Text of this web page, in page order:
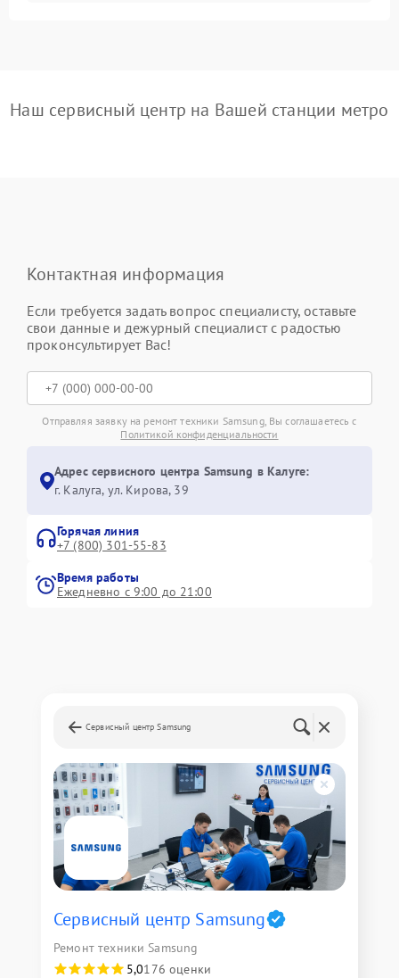
Наш сервисный центр на Вашей станции метро
Контактная информация
Если требуется задать вопрос специалисту, оставьте
свои данные и дежурный специалист с радостью
проконсультирует Вас!
Отправляя заявку на ремонт техники Samsung, Вы соглашаетесь с
Политикой конфиденциальности
Адрес сервисного центра Samsung в Калуге:
г. Калуга, ул. Кирова, 39
Горячая линия
+7 (800) 301-55-83
Время работы
Ежедневно с 9:00 до 21:00
Сервисный центр Samsung
Сервисный центр Samsung
Ремонт техники Samsung
5,0176 оценки